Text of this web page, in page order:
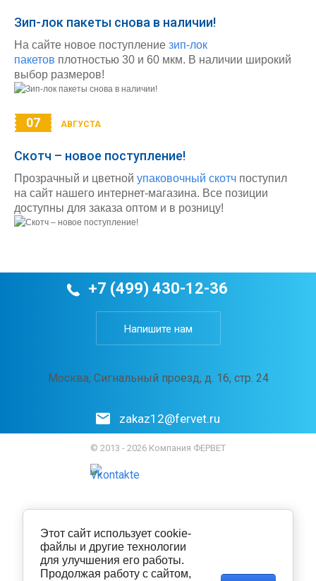
Зип-лок пакеты снова в наличии!
На сайте новое поступление зип-лок
пакетов плотностью 30 и 60 мкм. В наличии широкий
выбор размеров!
07 АВГУСТА
Скотч – новое поступление!
Прозрачный и цветной упаковочный скотч поступил
на сайт нашего интернет-магазина. Все позиции
доступны для заказа оптом и в розницу!
+7 (499) 430-12-36
Напишите нам
Москва, Сигнальный проезд, д. 16, стр. 24
zakaz12@fervet.ru
© 2013 - 2026 Компания ФЕРВЕТ
Этот сайт использует cookie-
файлы и другие технологии
для улучшения его работы.
Продолжая работу с сайтом,